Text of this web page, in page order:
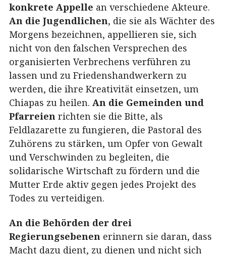
konkrete Appelle an verschiedene Akteure.
An die Jugendlichen, die sie als Wächter des
Morgens bezeichnen, appellieren sie, sich
nicht von den falschen Versprechen des
organisierten Verbrechens verführen zu
lassen und zu Friedenshandwerkern zu
werden, die ihre Kreativität einsetzen, um
Chiapas zu heilen. An die Gemeinden und
Pfarreien richten sie die Bitte, als
Feldlazarette zu fungieren, die Pastoral des
Zuhörens zu stärken, um Opfer von Gewalt
und Verschwinden zu begleiten, die
solidarische Wirtschaft zu fördern und die
Mutter Erde aktiv gegen jedes Projekt des
Todes zu verteidigen.
An die Behörden der drei
Regierungsebenen erinnern sie daran, dass
Macht dazu dient, zu dienen und nicht sich